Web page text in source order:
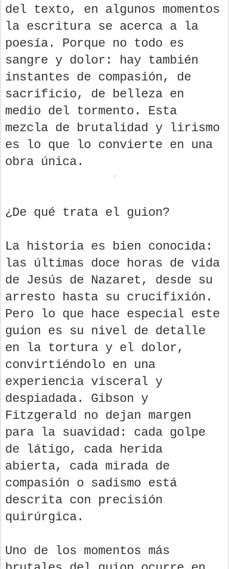
del texto, en algunos momentos
la escritura se acerca a la
poesía. Porque no todo es
sangre y dolor: hay también
instantes de compasión, de
sacrificio, de belleza en
medio del tormento. Esta
mezcla de brutalidad y lirismo
es lo que lo convierte en una
obra única.
¿De qué trata el guion?
La historia es bien conocida:
las últimas doce horas de vida
de Jesús de Nazaret, desde su
arresto hasta su crucifixión.
Pero lo que hace especial este
guion es su nivel de detalle
en la tortura y el dolor,
convirtiéndolo en una
experiencia visceral y
despiadada. Gibson y
Fitzgerald no dejan margen
para la suavidad: cada golpe
de látigo, cada herida
abierta, cada mirada de
compasión o sadismo está
descrita con precisión
quirúrgica.
Uno de los momentos más